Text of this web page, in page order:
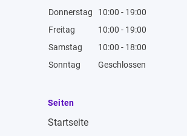
Donnerstag
10:00 - 19:00
Freitag
10:00 - 19:00
Samstag
10:00 - 18:00
Sonntag
Geschlossen
Seiten
Startseite